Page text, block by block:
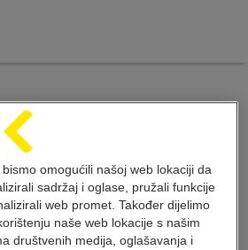
o
radnog
omogućili našoj web lokaciji da
sadržaj i oglase, pružali funkcije
web promet. Također dijelimo
naše web lokacije s našim
društvenih medija, oglašavanja i